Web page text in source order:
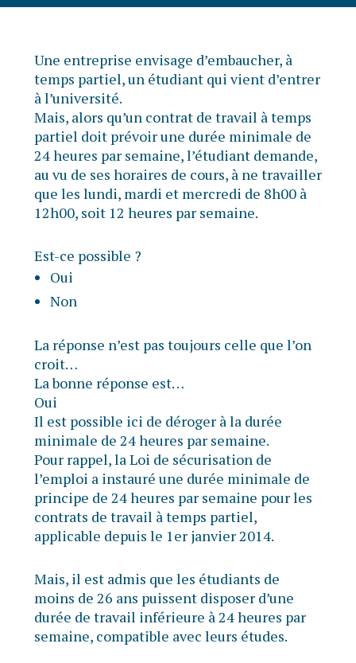
Une entreprise envisage d’embaucher, à
temps partiel, un étudiant qui vient d’entrer
à l’université.
Mais, alors qu’un contrat de travail à temps
partiel doit prévoir une durée minimale de
24 heures par semaine, l’étudiant demande,
au vu de ses horaires de cours, à ne travailler
que les lundi, mardi et mercredi de 8h00 à
12h00, soit 12 heures par semaine.
Est-ce possible ?
Oui
Non
La réponse n’est pas toujours celle que l’on
croit…
La bonne réponse est…
Oui
Il est possible ici de déroger à la durée
minimale de 24 heures par semaine.
Pour rappel, la Loi de sécurisation de
l’emploi a instauré une durée minimale de
principe de 24 heures par semaine pour les
contrats de travail à temps partiel,
applicable depuis le 1er janvier 2014.
Mais, il est admis que les étudiants de
moins de 26 ans puissent disposer d’une
durée de travail inférieure à 24 heures par
semaine, compatible avec leurs études.